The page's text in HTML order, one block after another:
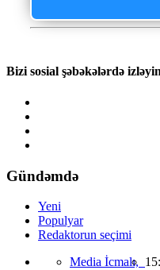
Bizi sosial şəbəkələrdə izləyin
Gündəmdə
Yeni
Populyar
Redaktorun seçimi
Media İcmalı,